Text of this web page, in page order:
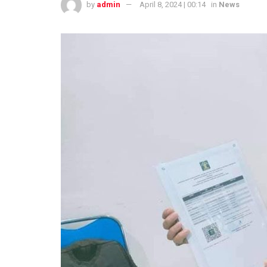
by admin April 8, 2024 | 00:14 in News